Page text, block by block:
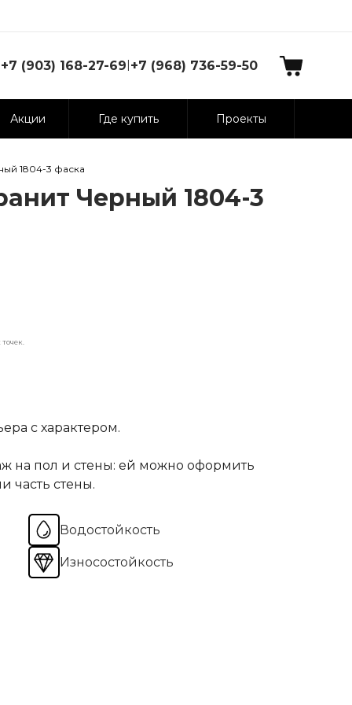
+7 (903) 168-27-69|+7 (968) 736-59-50
Акции Где купить Проекты
1804-3 фаска
Черный 1804-3
с характером.
на пол и стены: ей можно оформить
часть стены.
Водостойкость
Износостойкость